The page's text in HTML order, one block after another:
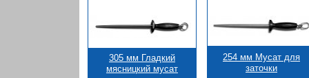
305 мм Гладкий
мясницкий мусат
254 мм Мусат для
заточки